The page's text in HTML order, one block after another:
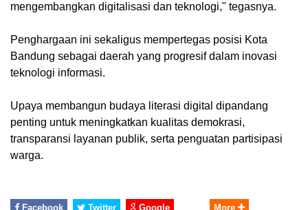
mengembangkan digitalisasi dan teknologi," tegasnya.
Penghargaan ini sekaligus mempertegas posisi Kota
Bandung sebagai daerah yang progresif dalam inovasi
teknologi informasi.
Upaya membangun budaya literasi digital dipandang
penting untuk meningkatkan kualitas demokrasi,
transparansi layanan publik, serta penguatan partisipasi
warga.
Facebook Twitter Google More